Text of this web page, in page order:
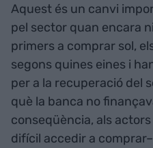
Aquest és un canvi
pel sector quan encara
primers a comprar sol,
segons quines eines i
per a la recuperació del
què la banca no
conseqüència, als
difícil accedir a